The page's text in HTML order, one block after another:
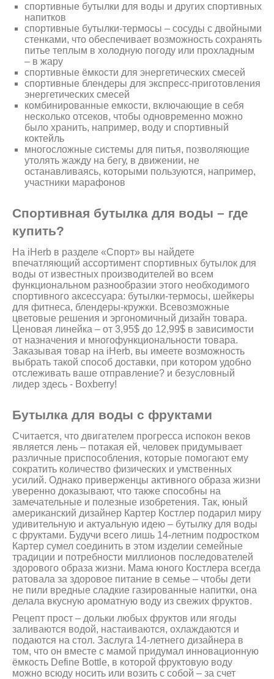
спортивные бутылки для воды и других спортивных
напитков
спортивные бутылки-термосы – сосуды с двойными
стенками, что обеспечивает возможность сохранять
питье теплым в холодную погоду или прохладным
– в жару
спортивные ёмкости для энергетических смесей
спортивные блендеры для экспресс-приготовления
энергетических смесей
комбинированные емкости, включающие в себя
несколько отсеков, чтобы одновременно можно
было хранить, например, воду и спортивный
коктейль
многосложные системы для питья, позволяющие
утолять жажду на бегу, в движении, не
останавливаясь, которыми пользуются, например,
участники марафонов
Спортивная бутылка для воды – где
купить?
На iHerb в разделе «Спорт» вы найдете
впечатляющий ассортимент спортивных бутылок для
воды от известных производителей во всем
функциональном разнообразии этого необходимого
спортивного аксессуара: бутылки-термосы, шейкеры
для фитнеса, блендеры-кружки. Всевозможные
цветовые решения и эргономичный дизайн товара.
Ценовая линейка – от 3,95$ до 12,99$ в зависимости
от назначения и многофункциональности товара.
Заказывая товар на iHerb, вы имеете возможность
выбрать такой способ доставки, при котором удобно
отслеживать ваше отправление? и безусловный
лидер здесь - Boxberry!
Бутылка для воды с фруктами
Считается, что двигателем прогресса испокон веков
является лень – потакая ей, человек придумывает
различные приспособления, которые помогают ему
сократить количество физических и умственных
усилий. Однако приверженцы активного образа жизни
уверенно доказывают, что также способны на
замечательные и полезные изобретения. Так, юный
американский дизайнер Картер Костлер подарил миру
удивительную и актуальную идею – бутылку для воды
с фруктами. Будучи всего лишь 14-летним подростком
Картер сумел соединить в этом изделии семейные
традиции и потребности миллионов последователей
здорового образа жизни. Мама юного Костлера всегда
ратовала за здоровое питание в семье – чтобы дети
не пили вредные сладкие газированные напитки, она
делала вкусную ароматную воду из свежих фруктов.
Рецепт прост – дольки любых фруктов или ягоды
заливаются водой, настаиваются, охлаждаются и
подаются на стол. Заслуга 14-летнего дизайнера в
том, что он вместе с мамой придумал инновационную
ёмкость Define Bottle, в которой фруктовую воду
можно всюду носить или возить с собой – за счет